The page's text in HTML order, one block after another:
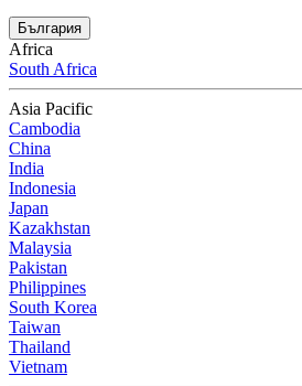
България
Africa
South Africa
Asia Pacific
Cambodia
China
India
Indonesia
Japan
Kazakhstan
Malaysia
Pakistan
Philippines
South Korea
Taiwan
Thailand
Vietnam